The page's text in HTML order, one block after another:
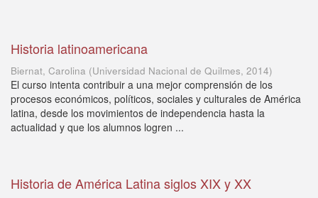
Historia latinoamericana
Biernat, Carolina (Universidad Nacional de Quilmes, 2014)
El curso intenta contribuir a una mejor comprensión de los
procesos económicos, políticos, sociales y culturales de América
latina, desde los movimientos de independencia hasta la
actualidad y que los alumnos logren ...
Historia de América Latina siglos XIX y XX